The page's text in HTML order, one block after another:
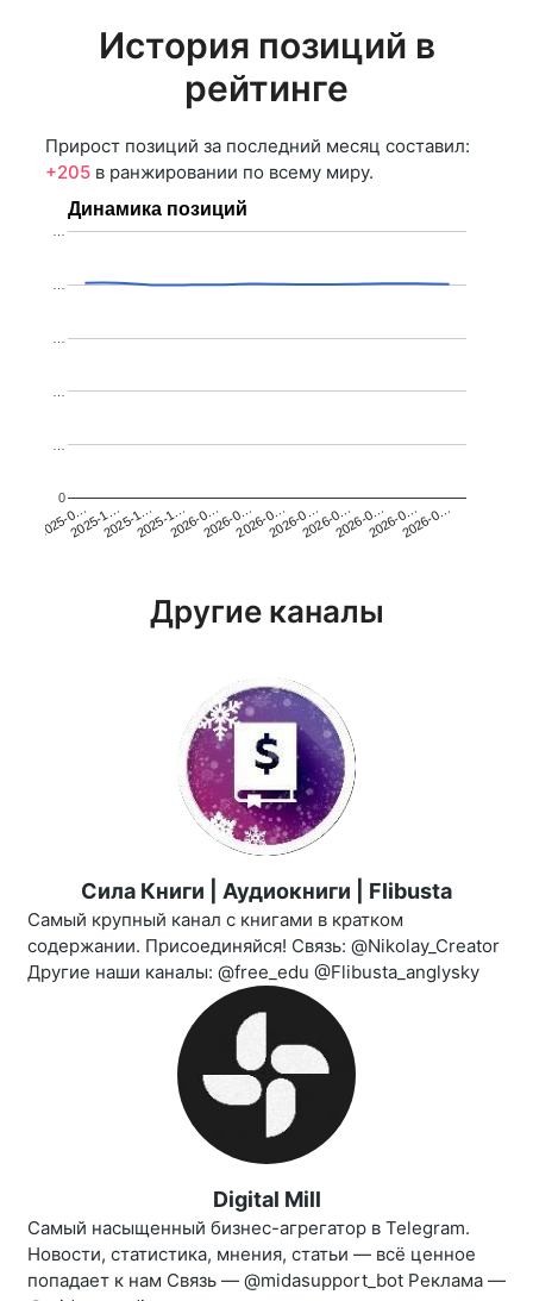
История позиций в
рейтинге
Прирост позиций за последний месяц составил:
+205 в ранжировании по всему миру.
Динамика позиций
2025-0…2025-1…2025-1…2025-1…2026-0…2026-0…2026-0…2026-0…2026-0…2026-0…2026-0…2026-0…
0
…
…
Другие каналы
Сила Книги | Аудиокниги | Flibusta
Самый крупный канал с книгами в кратком
содержании. Присоединяйся! Связь: @Nikolay_Creator
Другие наши каналы: @free_edu @Flibusta_anglysky
Digital Mill
Самый насыщенный бизнес-агрегатор в Telegram.
Новости, статистика, мнения, статьи — всё ценное
попадает к нам Связь — @midasupport_bot Реклама —